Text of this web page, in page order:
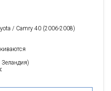
/ Camry 40 (2006-2008)